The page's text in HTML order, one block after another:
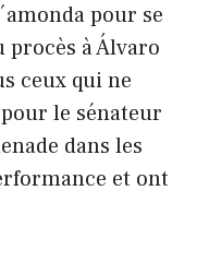
pour se
à Álvaro
ceux qui ne
le sénateur
dans les
et ont